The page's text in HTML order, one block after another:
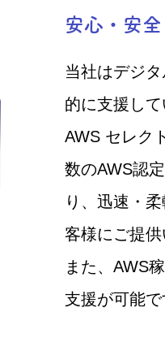
安心・安
当社はデジ
的に支援して
AWS セレク
数のAWS認
り、迅速・
客様にご提供
また、AWS
支援が可能で